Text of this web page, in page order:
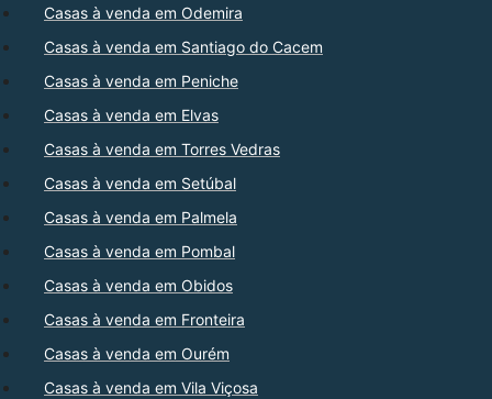
Casas à venda em Odemira
Casas à venda em Santiago do Cacem
Casas à venda em Peniche
Casas à venda em Elvas
Casas à venda em Torres Vedras
Casas à venda em Setúbal
Casas à venda em Palmela
Casas à venda em Pombal
Casas à venda em Obidos
Casas à venda em Fronteira
Casas à venda em Ourém
Casas à venda em Vila Viçosa